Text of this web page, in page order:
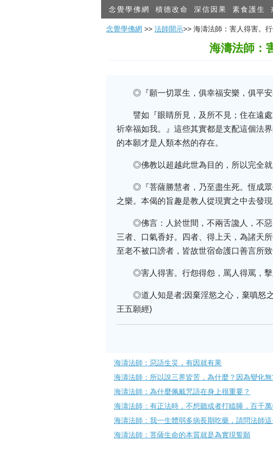
念覺學佛網 積德改命 深信因果 素食護生
念覺學佛網 >> 法師開示>> 海濤法師：害人得害。
海濤法師：
◎『願一切眾生，俱幸福安樂，俱平安
譬如『眼睛所見，及所不見；住在遠
祈幸福如我。』這些其實都是支配這個法
的本願才是人類本然的存在。
◎佛教以超越此世為目的，所以完全
◎『菩薩勝慧者，乃至盡生死。恆成
之樂。本偈的旨趣是教人從現實之中去發
◎佛言：人於世間，不兩舌讒人，不
三者、口氣香好。四者、得上天，為諸天
至老不被口謗者，皆故世宿命護口善言所
◎害人得害。行怨得怨，罵人得罵，
◎道人知是者;因棄淫慾之心，棄嗔怒
王五願經)
海濤法師：惡語生災，有因就有果
海濤法師：所以說三界皆苦，為什麼？因為變化無
海濤法師：為什麼佩戴咒語在身上很重要？
海濤法師：有正法時，不想聽或者打瞌睡，百千
海濤法師：我一生體弱多病長期吃藥，請問法師
海濤法師：菩薩生命的本質就是為實現誓願